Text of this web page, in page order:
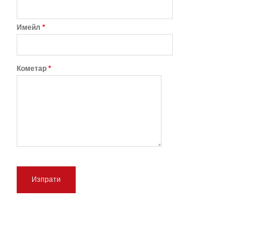
Имейл *
Кометар *
Изпрати